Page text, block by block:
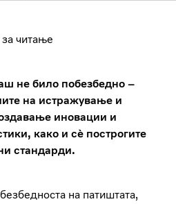
читање
не било побезбедно –
на истражување и
иновации и
како и сè построгите
стандарди.
безбедноста на патиштата,